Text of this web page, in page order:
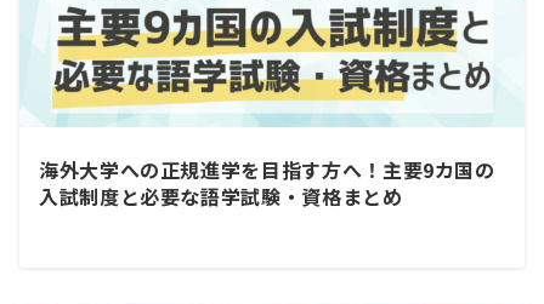
海外大学への正規進学を目指す方へ！主要9カ国の
入試制度と必要な語学試験・資格まとめ